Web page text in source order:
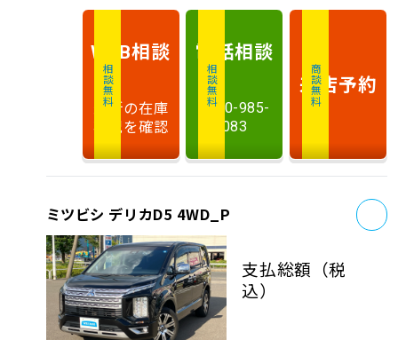
相談無料
WEB相談
最新の在庫
状況を確認
相談無料
電話相談
0120-985-
083
商談無料
来店予約
ミツビシ デリカD5 4WD_P
支払総額 （税
込）